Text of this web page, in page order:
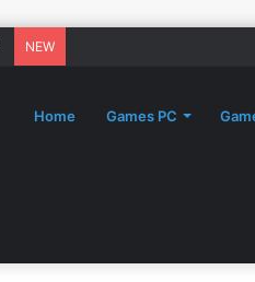
NEW
Home Games PC